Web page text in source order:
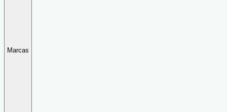
Marcas